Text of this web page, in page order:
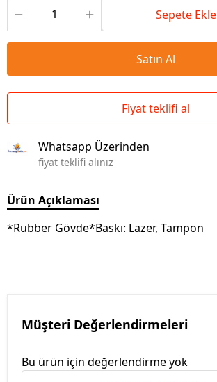
Sepete Ekle
Satın Al
Fiyat teklifi al
Whatsapp Üzerinden
fiyat teklifi alınız
Ürün Açıklaması
*Rubber Gövde*Baskı: Lazer, Tampon
Müşteri Değerlendirmeleri
Bu ürün için değerlendirme yok